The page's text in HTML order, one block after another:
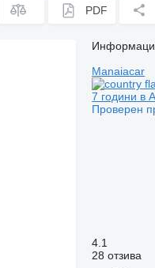
PDF
Manaiacar
7 години в
Проверен
4.1
28 отзива